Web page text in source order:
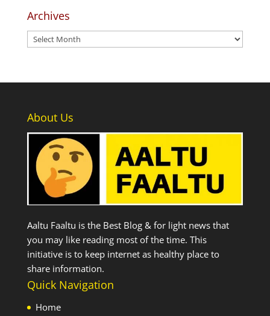
Archives
Archives
About Us
Aaltu Faaltu is the Best Blog & for light news that
you may like reading most of the time. This
initiative is to keep internet as healthy place to
share information.
Quick Navigation
Home